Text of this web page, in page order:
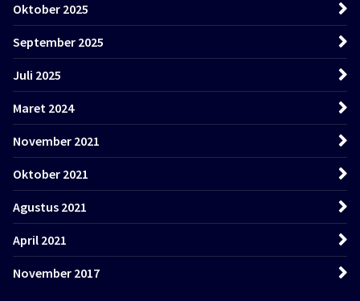
Oktober 2025
September 2025
Juli 2025
Maret 2024
November 2021
Oktober 2021
Agustus 2021
April 2021
November 2017